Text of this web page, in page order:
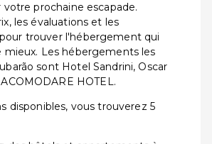
votre prochaine escapade.
les évaluations et les
trouver l'hébergement qui
mieux. Les hébergements les
sont Hotel Sandrini, Oscar
HOTEL.
disponibles, vous trouverez 5